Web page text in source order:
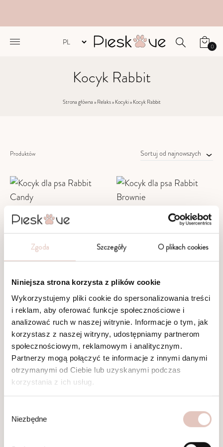
Zgoda Szczegóły O plikach cookies
Niniejsza strona korzysta z plików cookie
Wykorzystujemy pliki cookie do spersonalizowania treści
i reklam, aby oferować funkcje społecznościowe i
analizować ruch w naszej witrynie. Informacje o tym, jak
korzystasz z naszej witryny, udostępniamy partnerom
społecznościowym, reklamowym i analitycznym.
Partnerzy mogą połączyć te informacje z innymi danymi
otrzymanymi od Ciebie lub uzyskanymi podczas
korzystania z ich usług.
Niezbędne
0
Kocyk Rabbit
Strona główna»Relaks»Kocyki»Kocyk Rabbit
Produktów Sortuj od najnowszych
Kocyk dla psa Rabbit
Candy
169,00zł
Kocyk dla psa Rabbit
Brownie
169,00
Kocyk dla psa Rabbit
Milky
169,00
Kocyk dla psa Rabbit
Cookie
169,00 zł
Kocyk dla psa Rabbit
Monte
Kocyk dla psa Rabbit